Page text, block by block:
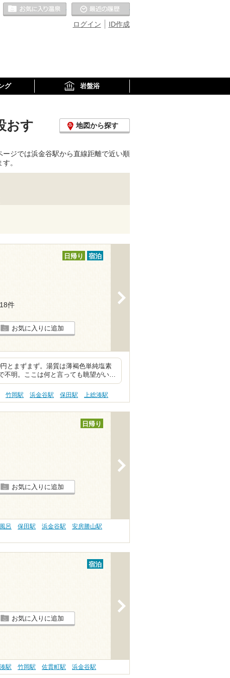
ID作成
ログイン
お気に入りの温泉
グ 岩盤浴
おす
地図から探す
ジでは浜金谷駅から直線距離で近い順
。
日帰り 宿泊
件
お気に入りに追加
とまずまず。湯質は薄褐色単純塩素
不明。ここは何と言っても眺望がい…
竹岡駅 浜金谷駅 保田駅 上総湊駅
日帰り
お気に入りに追加
呂 保田駅 浜金谷駅
安房勝山駅
宿泊
お気に入りに追加
駅 竹岡駅 佐貫町駅 浜金谷駅